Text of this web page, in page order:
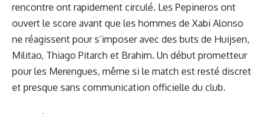
rencontre ont rapidement circulé. Les Pepineros ont
ouvert le score avant que les hommes de Xabi Alonso
ne réagissent pour s’imposer avec des buts de Huijsen,
Militao, Thiago Pitarch et Brahim. Un début prometteur
pour les Merengues, même si le match est resté discret
et presque sans communication officielle du club.